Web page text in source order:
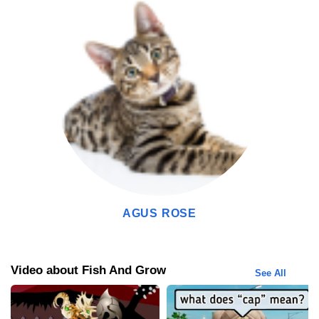
bervariasi, dan lingkungan yang unik.
Visualisasi 3D yang Tampak Seperti Aslinya
Perlu kamu ketahui bahwa Fish And Grow ini lingkungan dalam
lautnya benar-benar seperti aslinya lho! Dari segi ikan, makhluk
air, bahkan terumput karang sekalipun!
Tips Untuk Memainkan Fish And Grow Apk
Setelah Fish And Grow Mod Apk terinstal di perangkatmu, Kak
Mulya mau ngasih tips cara bermain Fish And Grow Mod Apk.
Mulai Dari Kecil dan Jadilah Yang Terbesar
kamu banyak makan, maka ikan kamu semakin tumbuh dengan
kuat! Serta hindari ikan predator yang akan memangsa ikan kamu
sampai ikanmu tumbuh kuat menjadi predator di lautan, ya!
AGUS ROSE
Video about Fish And Grow See All